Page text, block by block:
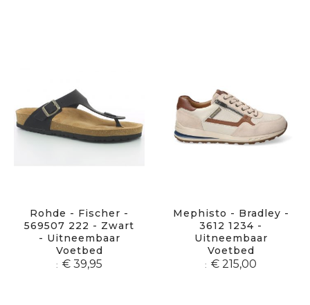
Rohde - Fischer -
569507 222 - Zwart
- Uitneembaar
Voetbed
€ 39,95
Mephisto - Bradley -
3612 1234 -
Uitneembaar
Voetbed
€ 215,00